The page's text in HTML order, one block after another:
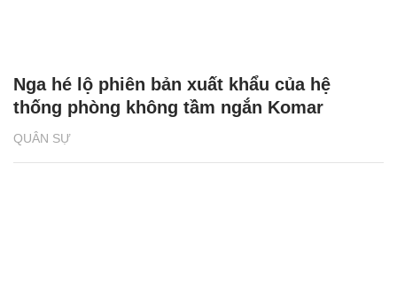
QUÂN SỰ
Nga hé lộ phiên bản xuất khẩu của hệ
thống phòng không tầm ngắn Komar